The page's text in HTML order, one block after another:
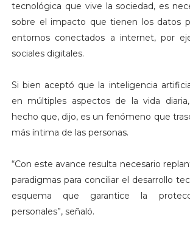
tecnológica que vive la sociedad, es
sobre el impacto que tienen los datos
entornos conectados a internet, por
sociales digitales.
Si bien aceptó que la inteligencia
en múltiples aspectos de la vida
hecho que, dijo, es un fenómeno que
más íntima de las personas.
“Con este avance resulta necesario
paradigmas para conciliar el desarrollo
esquema que garantice la
personales”, señaló.